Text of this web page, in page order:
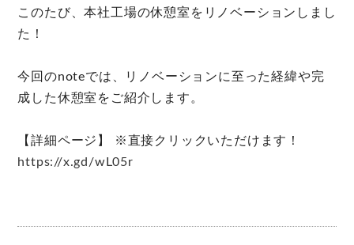
このたび、本社工場の休憩室をリノベーションしまし
た！
今回のnoteでは、リノベーションに至った経緯や完
成した休憩室をご紹介します。
【詳細ページ】 ※直接クリックいただけます！
https://x.gd/wL05r